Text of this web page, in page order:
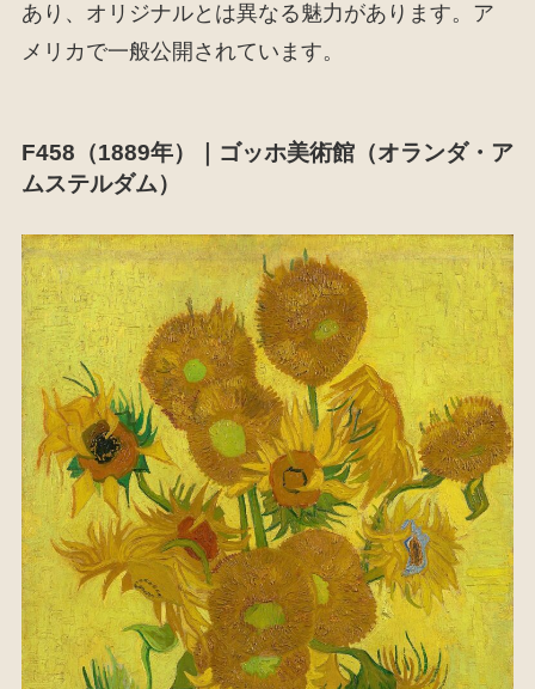
あり、オリジナルとは異なる魅力があります。ア
メリカで一般公開されています。
F458（1889年）｜ゴッホ美術館（オランダ・ア
ムステルダム）